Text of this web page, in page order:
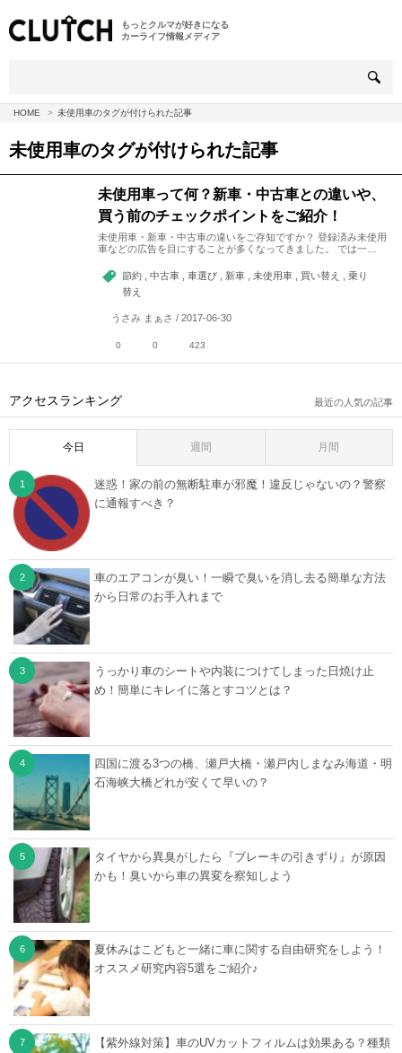
もっとクルマが好きになる
カーライフ情報メディア
HOME 未使用車のタグが付けられた記事
未使用車のタグが付けられた記事
未使用車って何？新車・中古車との違いや、
買う前のチェックポイントをご紹介！
未使用車・新車・中古車の違いをご存知ですか？ 登録済み未使用
車などの広告を目にすることが多くなってきました。 では一…
節約 , 中古車 , 車選び , 新車 , 未使用車 , 買い替え , 乗り
替え
うさみ まぁさ / 2017-06-30
0 0 423
アクセスランキング 最近の人気の記事
今日 週間 月間
迷惑！家の前の無断駐車が邪魔！違反じゃないの？警察
に通報すべき？
車のエアコンが臭い！一瞬で臭いを消し去る簡単な方法
から日常のお手入れまで
うっかり車のシートや内装につけてしまった日焼け止
め！簡単にキレイに落とすコツとは？
四国に渡る3つの橋、瀬戸大橋・瀬戸内しまなみ海道・明
石海峡大橋どれが安くて早いの？
タイヤから異臭がしたら『ブレーキの引きずり』が原因
かも！臭いから車の異変を察知しよう
夏休みはこどもと一緒に車に関する自由研究をしよう！
オススメ研究内容5選をご紹介♪
【紫外線対策】車のUVカットフィルムは効果ある？種類